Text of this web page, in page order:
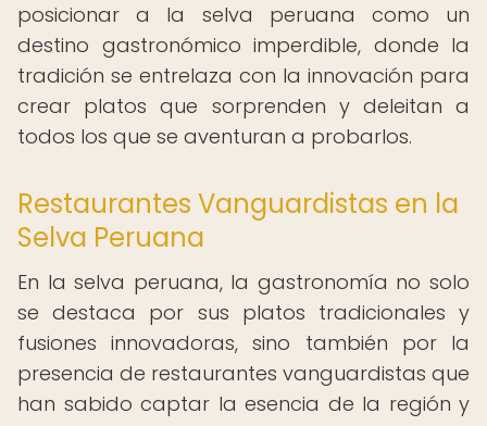
posicionar a la selva peruana como un
destino gastronómico imperdible, donde la
tradición se entrelaza con la innovación para
crear platos que sorprenden y deleitan a
todos los que se aventuran a probarlos.
Restaurantes Vanguardistas en la
Selva Peruana
En la selva peruana, la gastronomía no solo
se destaca por sus platos tradicionales y
fusiones innovadoras, sino también por la
presencia de restaurantes vanguardistas que
han sabido captar la esencia de la región y